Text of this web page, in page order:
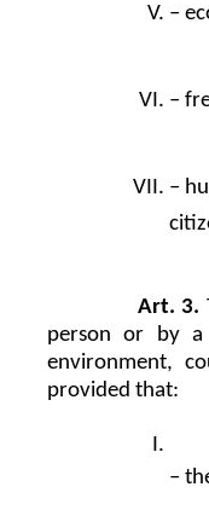
–
–
–
Art. 3.
person or by a
environment,
provided that:
–